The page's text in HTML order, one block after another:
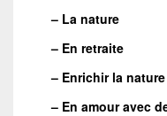
– La nature
– En retraite
– Enrichir la nature
– En amour avec